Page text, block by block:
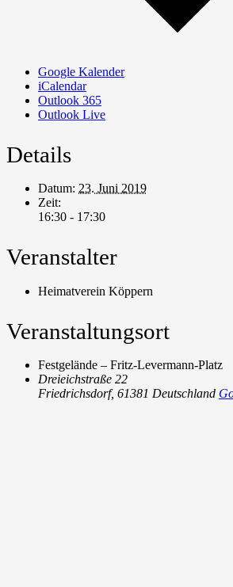
Google Kalender
iCalendar
Outlook 365
Outlook Live
Details
Datum: 23. Juni 2019
Zeit:
16:30 - 17:30
Veranstalter
Heimatverein Köppern
Veranstaltungsort
Festgelände – Fritz-Levermann-Platz
Dreieichstraße 22
Friedrichsdorf, 61381 Deutschland